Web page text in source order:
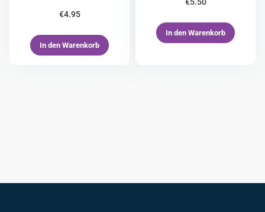
€4.95
In den Warenkorb
In den Warenkorb